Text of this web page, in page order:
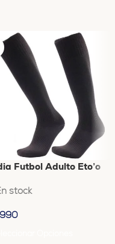
Futbol Adulto Eto’o
stock